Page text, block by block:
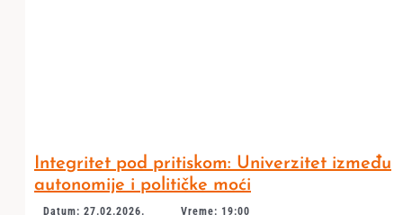
Integritet pod pritiskom: Univerzitet između
autonomije i političke moći
Datum: 27.02.2026. Vreme: 19:00